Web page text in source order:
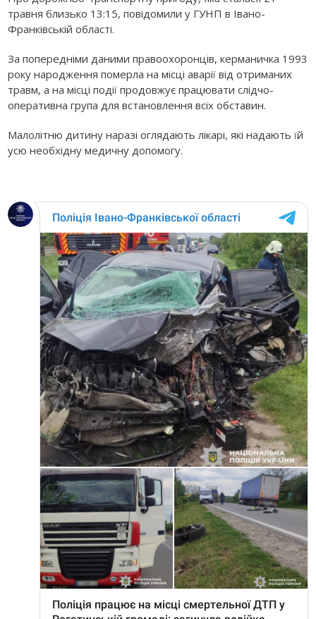
травня близько 13:15, повідомили у ГУНП в Івано-
Франківській області.
За попередніми даними правоохоронців, керманичка 1993
року народження померла на місці аварії від отриманих
травм, а на місці події продовжує працювати слідчо-
оперативна група для встановлення всіх обставин.
Малолітню дитину наразі оглядають лікарі, які надають їй
усю необхідну медичну допомогу.